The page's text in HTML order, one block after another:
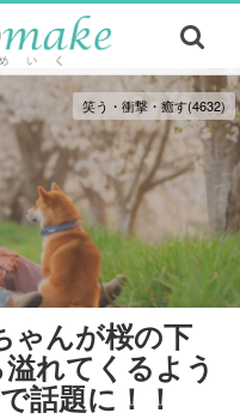
笑う・衝撃・癒す(4632)
ゃんが桜の下
れてくるよう
話題に！！